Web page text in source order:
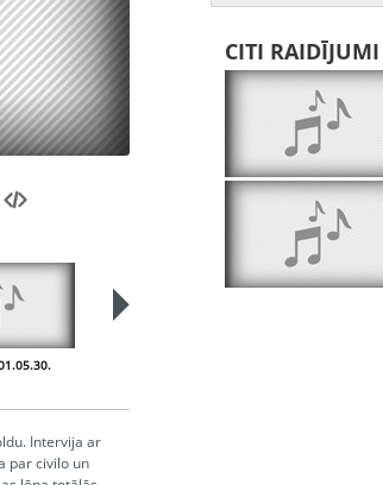
Intervija ar
par civilo un
CITI